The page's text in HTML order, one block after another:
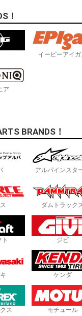
！
イーピーアイガ
ア
BRANDS！
アルパインスタ
ダムトラック
ト ジビ
ケンダ
ス モチュール